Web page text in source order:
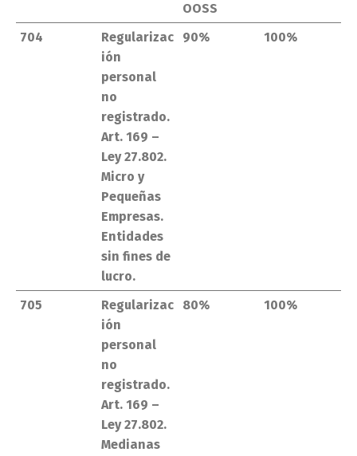
OOSS
704
Regularizac
ión
personal
no
registrado.
Art. 169 –
Ley 27.802.
Micro y
Pequeñas
Empresas.
Entidades
sin fines de
lucro.
90% 100%
705
Regularizac
ión
personal
no
registrado.
Art. 169 –
Ley 27.802.
Medianas
80% 100%